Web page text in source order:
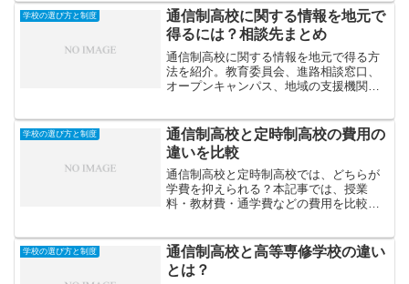
学校の選び方と制度
通信制高校に関する情報を地元で
得るには？相談先まとめ
通信制高校に関する情報を地元で得る方
法を紹介。教育委員会、進路相談窓口、
オープンキャンパス、地域の支援機関な
学校の選び方と制度
通信制高校と定時制高校の費用の
違いを比較
通信制高校と定時制高校では、どちらが
学費を抑えられる？本記事では、授業
料・教材費・通学費などの費用を比較
学校の選び方と制度
通信制高校と高等専修学校の違い
とは？